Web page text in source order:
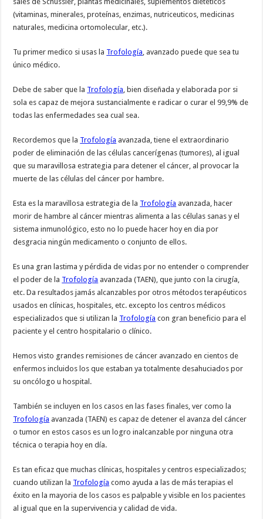
(vitaminas, minerales, proteínas, enzimas, nutriceuticos, medicinas
naturales, medicina ortomolecular, etc.).
Tu primer medico si usas la Trofología, avanzado puede que sea tu
único médico.
Debe de saber que la Trofología, bien diseñada y elaborada por si
sola es capaz de mejora sustancialmente e radicar o curar el 99,9% de
todas las enfermedades sea cual sea.
Recordemos que la Trofología avanzada, tiene el extraordinario
poder de eliminación de las células cancerígenas (tumores), al igual
que su maravillosa estrategia para detener el cáncer, al provocar la
muerte de las células del cáncer por hambre.
Esta es la maravillosa estrategia de la Trofología avanzada, hacer
morir de hambre al cáncer mientras alimenta a las células sanas y el
sistema inmunológico, esto no lo puede hacer hoy en dia por
desgracia ningún medicamento o conjunto de ellos.
Es una gran lastima y pérdida de vidas por no entender o comprender
el poder de la Trofología avanzada (TAEN), que junto con la cirugía,
etc. Da resultados jamás alcanzables por otros métodos terapéuticos
usados en clínicas, hospitales, etc. excepto los centros médicos
especializados que si utilizan la Trofología con gran beneficio para el
paciente y el centro hospitalario o clínico.
Hemos visto grandes remisiones de cáncer avanzado en cientos de
enfermos incluidos los que estaban ya totalmente desahuciados por
su oncólogo u hospital.
También se incluyen en los casos en las fases finales, ver como la
Trofología avanzada (TAEN) es capaz de detener el avanza del cáncer
o tumor en estos casos es un logro inalcanzable por ninguna otra
técnica o terapia hoy en día.
Es tan eficaz que muchas clínicas, hospitales y centros especializados;
cuando utilizan la Trofología como ayuda a las de más terapias el
éxito en la mayoria de los casos es palpable y visible en los pacientes
al igual que en la supervivencia y calidad de vida.